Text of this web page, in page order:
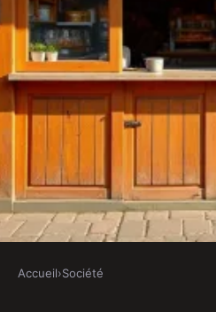
Accueil›Société